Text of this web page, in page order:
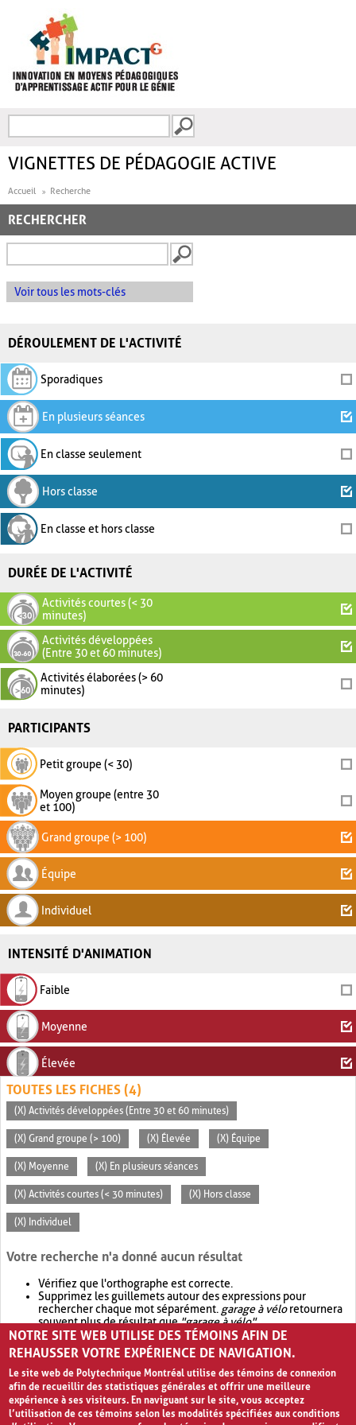
FORMULAIRE DE
VIGNETTES DE PÉDAGOGIE ACTIVE
Accueil Recherche
RECHERCHER
Voir tous les mots-clés
DÉROULEMENT DE L'ACTIVITÉ
Sporadiques
En plusieurs séances
En classe seulement
Hors classe
En classe et hors classe
DURÉE DE L'ACTIVITÉ
Activités courtes (< 30
minutes)
Activités développées
(Entre 30 et 60 minutes)
Activités élaborées (> 60
minutes)
PARTICIPANTS
Petit groupe (< 30)
Moyen groupe (entre 30
et 100)
Grand groupe (> 100)
Équipe
Individuel
INTENSITÉ D'ANIMATION
Faible
Moyenne
Élevée
TOUTES LES FICHES (4)
(X) Activités développées (Entre 30 et 60 minutes)
(X) Grand groupe (> 100) (X) Élevée (X) Équipe
(X) Moyenne (X) En plusieurs séances
(X) Activités courtes (< 30 minutes) (X) Hors classe
(X) Individuel
Votre recherche n'a donné aucun résultat
Vérifiez que l'orthographe est correcte.
Supprimez les guillemets autour des expressions pour
rechercher chaque mot séparément. garage à véloretournera
souvent plus de résultat que"garage à vélo".
Envisagez d'élargir votre recherche avec OR.garage OR vélo
retournera souvent plus de résultat quegarage à vélo
NOTRE SITE WEB UTILISE DES TÉMOINS AFIN DE
REHAUSSER VOTRE EXPÉRIENCE DE NAVIGATION.
Le site web de Polytechnique Montréal utilise des témoins de connexion
afin de recueillir des statistiques générales et offrir une meilleure
expérience à ses visiteurs. En naviguant sur le site, vous acceptez
l’utilisation de ces témoins selon les modalités spécifiées aux conditions